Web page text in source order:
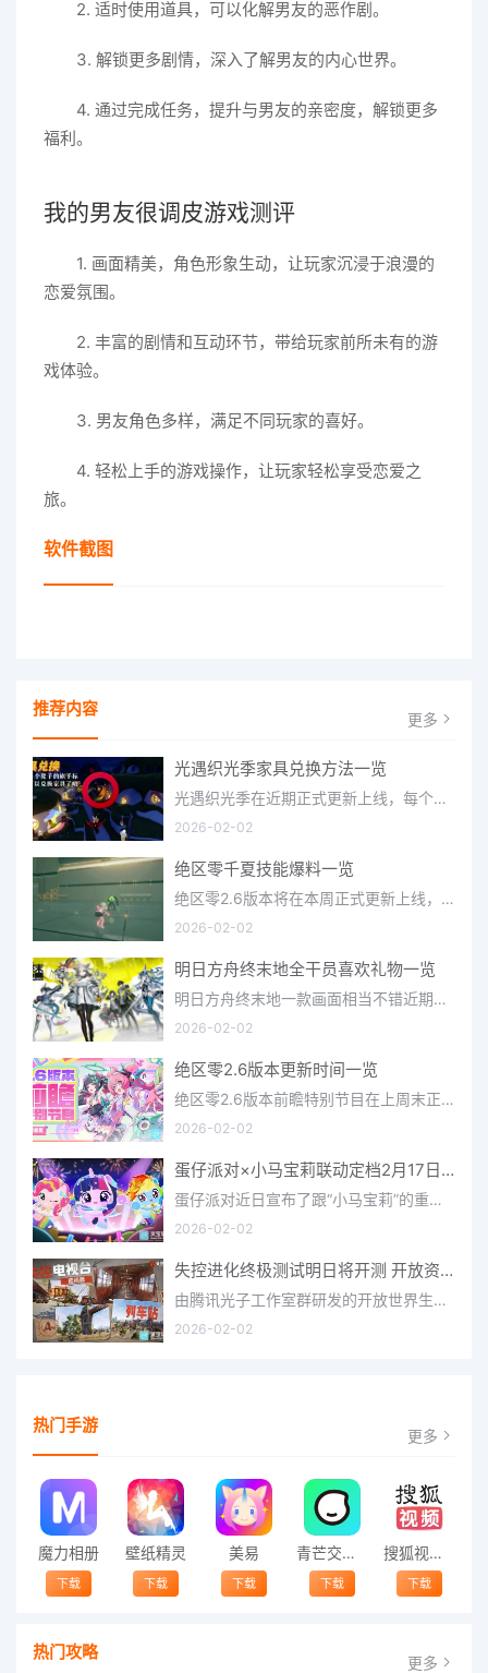
2. 适时使用道具，可以化解男友的恶作剧。
3. 解锁更多剧情，深入了解男友的内心世界。
4. 通过完成任务，提升与男友的亲密度，解锁更多
福利。
我的男友很调皮游戏测评
1. 画面精美，角色形象生动，让玩家沉浸于浪漫的
恋爱氛围。
2. 丰富的剧情和互动环节，带给玩家前所未有的游
戏体验。
3. 男友角色多样，满足不同玩家的喜好。
4. 轻松上手的游戏操作，让玩家轻松享受恋爱之
旅。
软件截图
推荐内容 更多
光遇织光季家具兑换方法一览
光遇织光季在近期正式更新上线，每个季节都有着许多全新内容和资讯可以让你来体验，不少刚体验的小伙伴想要知道
2026-02-02
绝区零千夏技能爆料一览
绝区零2.6版本将在本周正式更新上线，上周的前瞻直播官方给玩家们带来关于最新版本的卡池信息和相关活动内容，
2026-02-02
明日方舟终末地全干员喜欢礼物一览
明日方舟终末地一款画面相当不错近期非常火爆的大型二次元冒险游戏，这里有相当多好看的干员可以让你来抽取并
2026-02-02
绝区零2.6版本更新时间一览
绝区零2.6版本前瞻特别节目在上周末正式播出，官方给玩家们带来了许多关于最新版本的相关资讯和上线时间，不少
2026-02-02
蛋仔派对×小马宝莉联动定档2月17日 联动外观将登场
蛋仔派对近日宣布了跟“小马宝莉”的重磅联动！并且时间定档在了2月17日，此次联动将会上新很多外观，各种小马宝
2026-02-02
失控进化终极测试明日将开测 开放资格预下载已开启
由腾讯光子工作室群研发的开放世界生存进化手游《失控进化》宣布，终极测试将于明日正式开启，目前测试资格预下
2026-02-02
热门手游 更多
魔力相册
下载
壁纸精灵
下载
美易
下载
青芒交友软件官方版2021 v1.3
下载
搜狐视频app免费送会员下载安装到手机 v8.8.5
下载
热门攻略 更多